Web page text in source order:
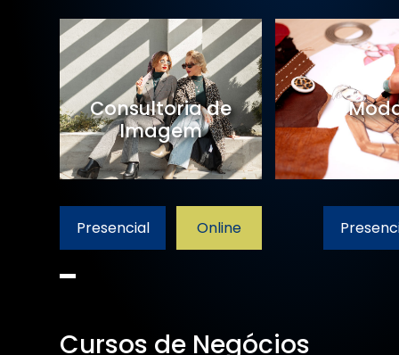
Consultoria de
Imagem
Presencial Online
Cursos de Negócios